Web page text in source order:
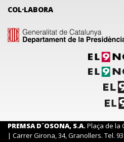
COL·LABORA
PREMSA D´OSONA, S.A.Plaça de la
| Carrer Girona, 34, Granollers. Tel. 93